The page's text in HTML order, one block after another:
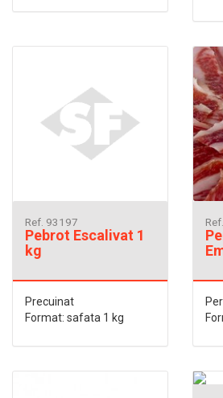
Ref. 93197
Pebrot Escalivat 1
kg
Precuinat
Format: safata 1 kg